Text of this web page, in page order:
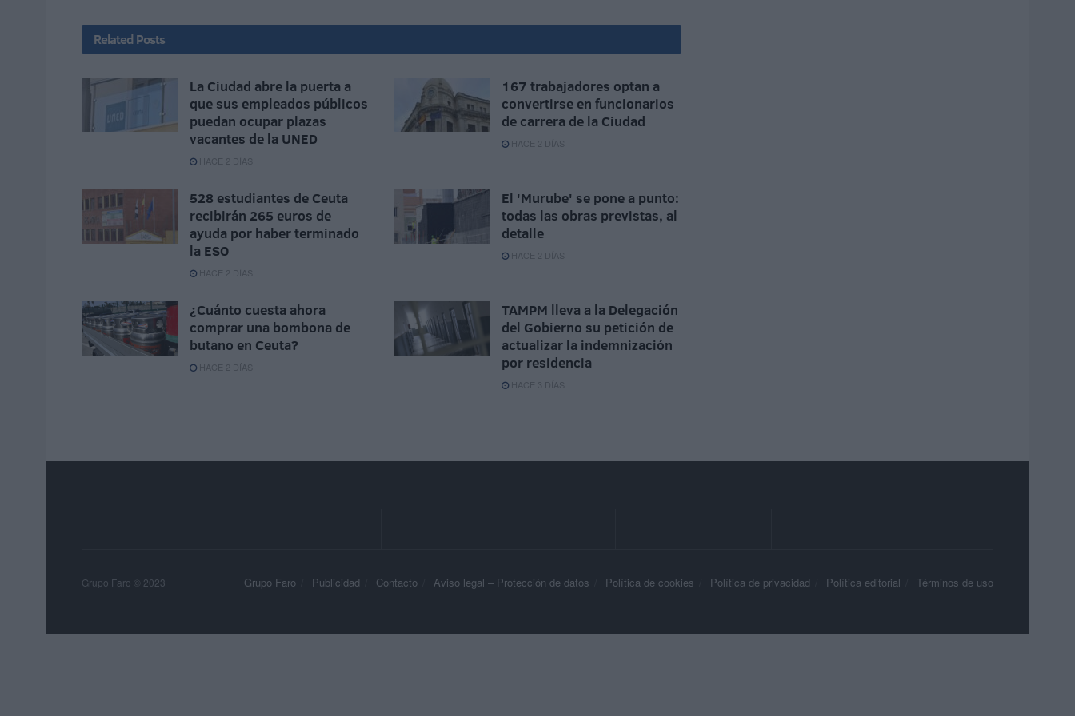
Related Posts
La Ciudad abre la puerta a
que sus empleados públicos
puedan ocupar plazas
vacantes de la UNED
HACE 2 DÍAS
167 trabajadores optan a
convertirse en funcionarios
de carrera de la Ciudad
HACE 2 DÍAS
528 estudiantes de Ceuta
recibirán 265 euros de
ayuda por haber terminado
la ESO
HACE 2 DÍAS
El 'Murube' se pone a punto:
todas las obras previstas, al
detalle
HACE 2 DÍAS
¿Cuánto cuesta ahora
comprar una bombona de
butano en Ceuta?
HACE 2 DÍAS
TAMPM lleva a la Delegación
del Gobierno su petición de
actualizar la indemnización
por residencia
HACE 3 DÍAS
Grupo Faro Publicidad Contacto Aviso legal – Protección de datos Política de cookies Política de privacidad Política editorial Términos de uso
Grupo Faro © 2023